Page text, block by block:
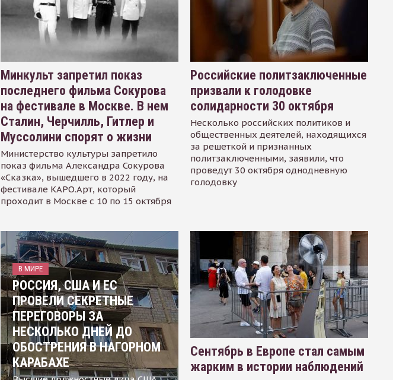
Минкульт запретил показ
последнего фильма Сокурова
на фестивале в Москве. В нем
Сталин, Черчилль, Гитлер и
Муссолини спорят о жизни
Министерство культуры запретило
показ фильма Александра Сокурова
«Сказка», вышедшего в 2022 году, на
фестивале КАРО.Арт, который
проходит в Москве с 10 по 15 октября
Российские политзаключенные
призвали к голодовке
солидарности 30 октября
Несколько российских политиков и
общественных деятелей, находящихся
за решеткой и признанных
политзаключенными, заявили, что
проведут 30 октября однодневную
голодовку
В МИРЕ
РОССИЯ, США И ЕС
ПРОВЕЛИ СЕКРЕТНЫЕ
ПЕРЕГОВОРЫ ЗА
НЕСКОЛЬКО ДНЕЙ ДО
ОБОСТРЕНИЯ В НАГОРНОМ
КАРАБАХЕ
Сентябрь в Европе стал самым
жарким в истории наблюдений